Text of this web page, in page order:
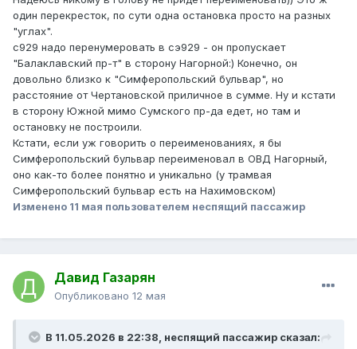
один перекресток, по сути одна остановка просто на разных
"углах".
с929 надо перенумеровать в сэ929 - он пропускает
"Балаклавский пр-т" в сторону Нагорной:) Конечно, он
довольно близко к "Симферопольский бульвар", но
расстояние от Чертановской приличное в сумме. Ну и кстати
в сторону Южной мимо Сумского пр-да едет, но там и
остановку не построили.
Кстати, если уж говорить о переименованиях, я бы
Симферопольский бульвар переименовал в ОВД Нагорный,
оно как-то более понятно и уникально (у трамвая
Симферопольский бульвар есть на Нахимовском)
Изменено 11 мая пользователем неспящий пассажир
Давид Газарян
Опубликовано 12 мая
В 11.05.2026 в 22:38, неспящий пассажир сказал: